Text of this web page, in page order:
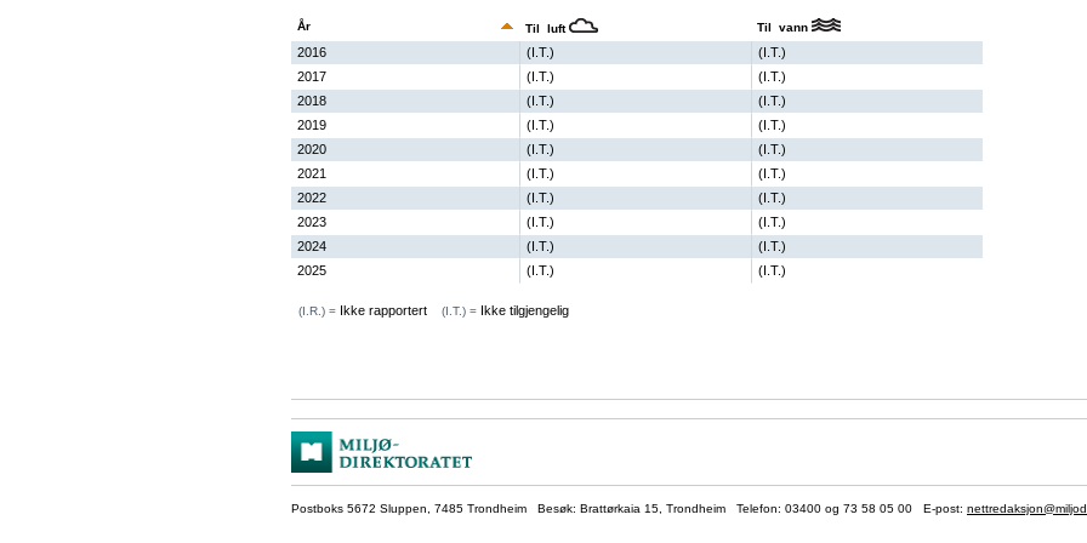
År Til luft Til vann
2016 (I.T.)
(I.T.)
2017
(I.T.)
(I.T.)
2018
(I.T.)
(I.T.)
2019
(I.T.)
(I.T.)
2020
(I.T.)
(I.T.)
2021
(I.T.)
(I.T.)
2022
(I.T.)
(I.T.)
2023
(I.T.)
(I.T.)
2024
(I.T.)
(I.T.)
2025
(I.T.) (I.T.)
(I.R.) = Ikke rapportert (I.T.) = Ikke tilgjengelig
Postboks 5672 Sluppen, 7485 Trondheim Besøk: Brattørkaia 15, Trondheim Telefon: 03400 og 73 58 05 00 E-post: